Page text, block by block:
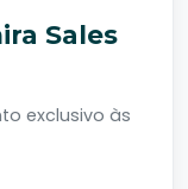
Sales
exclusivo às